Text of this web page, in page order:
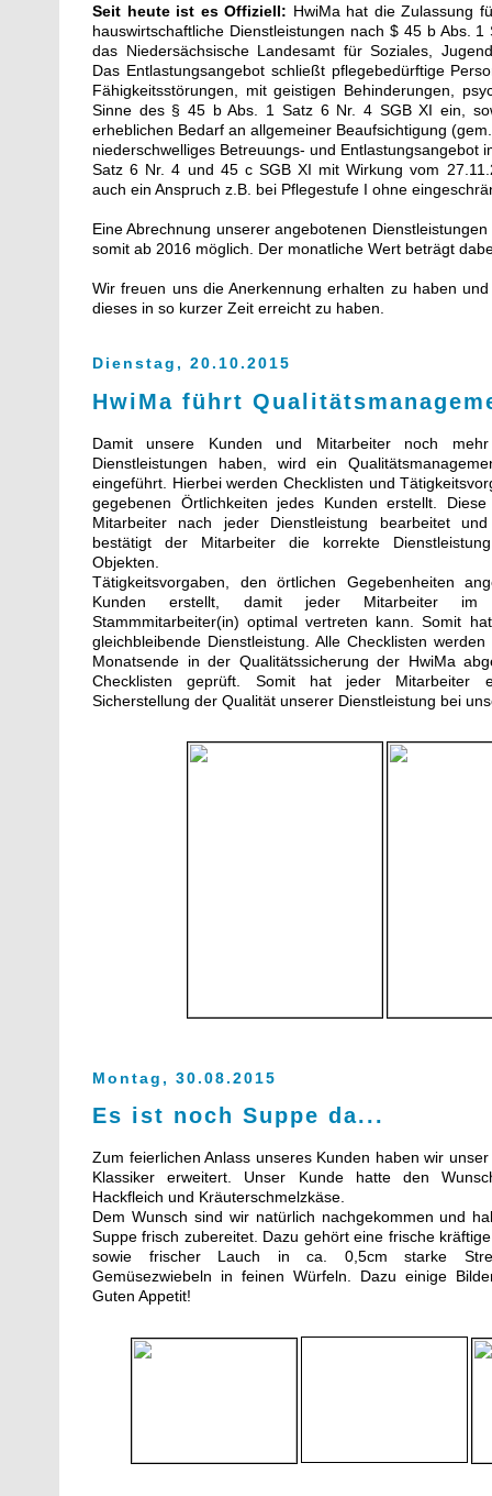
Seit heute ist es Offiziell: HwiMa hat die Zulassung
hauswirtschaftliche Dienstleistungen nach $ 45 b Abs.
das Niedersächsische Landesamt für Soziales,
Das Entlastungsangebot schließt pflegebedürftige
Fähigkeitsstörungen, mit geistigen Behinderungen,
Sinne des § 45 b Abs. 1 Satz 6 Nr. 4 SGB XI ein,
erheblichen Bedarf an allgemeiner Beaufsichtigung
niederschwelliges Betreuungs- und Entlastungsangebot
Satz 6 Nr. 4 und 45 c SGB XI mit Wirkung vom
auch ein Anspruch z.B. bei Pflegestufe I ohne
Eine Abrechnung unserer angebotenen
somit ab 2016 möglich. Der monatliche Wert beträgt
Wir freuen uns die Anerkennung erhalten zu haben
dieses in so kurzer Zeit erreicht zu haben.
Dienstag, 20.10.2015
HwiMa führt
Damit unsere Kunden und Mitarbeiter noch
Dienstleistungen haben, wird ein
eingeführt. Hierbei werden Checklisten und
gegebenen Örtlichkeiten jedes Kunden erstellt.
Mitarbeiter nach jeder Dienstleistung bearbeitet
bestätigt der Mitarbeiter die korrekte
Objekten.
Tätigkeitsvorgaben, den örtlichen Gegebenheiten
Kunden erstellt, damit jeder Mitarbeiter im
Stammmitarbeiter(in) optimal vertreten kann. Somit
gleichbleibende Dienstleistung. Alle Checklisten
Monatsende in der Qualitätssicherung der HwiMa
Checklisten geprüft. Somit hat jeder Mitarbeiter
Sicherstellung der Qualität unserer Dienstleistung bei
Montag, 30.08.2015
Es ist noch Suppe da...
Zum feierlichen Anlass unseres Kunden haben wir
Klassiker erweitert. Unser Kunde hatte den
Hackfleich und Kräuterschmelzkäse.
Dem Wunsch sind wir natürlich nachgekommen und
Suppe frisch zubereitet. Dazu gehört eine frische
sowie frischer Lauch in ca. 0,5cm starke
Gemüsezwiebeln in feinen Würfeln. Dazu einige
Guten Appetit!